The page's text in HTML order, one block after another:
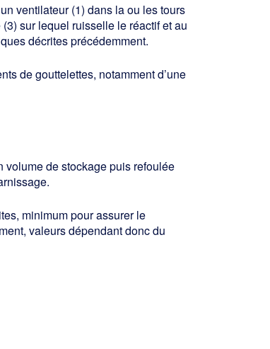
ventilateur (1) dans la ou les tours
sur lequel ruisselle le réactif et au
décrites précédemment.
de gouttelettes, notam­ment d’une
volume de stockage puis refoulée
minimum pour assurer le
valeurs dépendant donc du